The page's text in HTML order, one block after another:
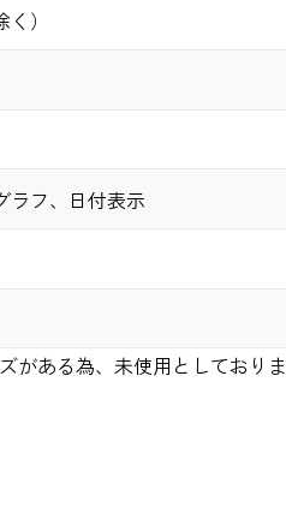
）
ラフ、日付表示
がある為、未使用としておりま